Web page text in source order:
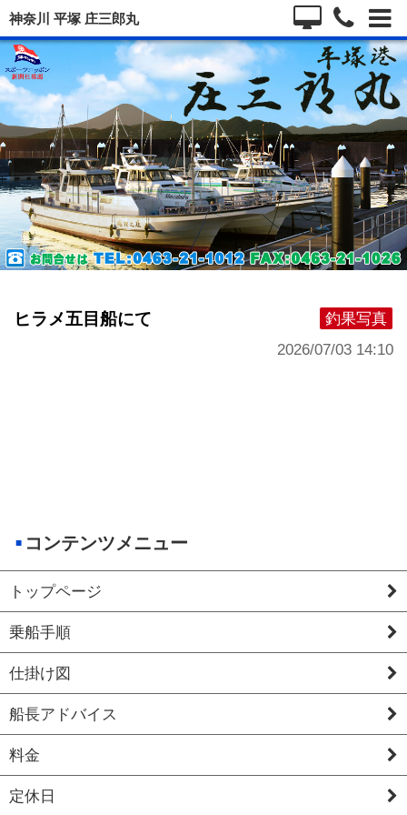
神奈川 平塚 庄三郎丸
釣果写真
ヒラメ五目船にて
2026/07/03 14:10
コンテンツメニュー
トップページ
乗船手順
仕掛け図
船長アドバイス
料金
定休日